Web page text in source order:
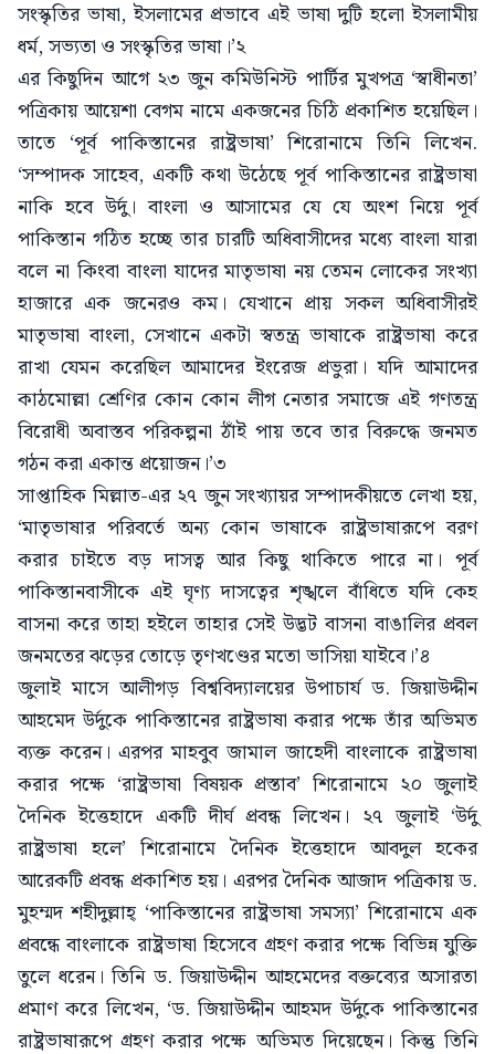
সংস্কৃতির ভাষা, ইসলামের প্রভাবে এই ভাষা দুটি হলো ইসলামীয়
ধর্ম, সভ্যতা ও সংস্কৃতির ভাষা।’২
এর কিছুদিন আগে ২৩ জুন কমিউনিস্ট পার্টির মুখপত্র ‘স্বাধীনতা’
পত্রিকায় আয়েশা বেগম নামে একজনের চিঠি প্রকাশিত হয়েছিল।
তাতে ‘পূর্ব পাকিস্তানের রাষ্ট্রভাষা’ শিরোনামে তিনি লিখেন.
‘সম্পাদক সাহেব, একটি কথা উঠেছে পূর্ব পাকিস্তানের রাষ্ট্রভাষা
নাকি হবে উর্দু। বাংলা ও আসামের যে যে অংশ নিয়ে পূর্ব
পাকিস্তান গঠিত হচ্ছে তার চারটি অধিবাসীদের মধ্যে বাংলা যারা
বলে না কিংবা বাংলা যাদের মাতৃভাষা নয় তেমন লোকের সংখ্যা
হাজারে এক জনেরও কম। যেখানে প্রায় সকল অধিবাসীরই
মাতৃভাষা বাংলা, সেখানে একটা স্বতন্ত্র ভাষাকে রাষ্ট্রভাষা করে
রাখা যেমন করেছিল আমাদের ইংরেজ প্রভুরা। যদি আমাদের
কাঠমোল্লা শ্রেণির কোন কোন লীগ নেতার সমাজে এই গণতন্ত্র
বিরোধী অবাস্তব পরিকল্পনা ঠাঁই পায় তবে তার বিরুদ্ধে জনমত
গঠন করা একান্ত প্রয়োজন।’৩
সাপ্তাহিক মিল্লাত-এর ২৭ জুন সংখ্যায়র সম্পাদকীয়তে লেখা হয়,
‘মাতৃভাষার পরিবর্তে অন্য কোন ভাষাকে রাষ্ট্রভাষারূপে বরণ
করার চাইতে বড় দাসত্ব আর কিছু থাকিতে পারে না। পূর্ব
পাকিস্তানবাসীকে এই ঘৃণ্য দাসত্বের শৃঙ্খলে বাঁধিতে যদি কেহ
বাসনা করে তাহা হইলে তাহার সেই উদ্ভট বাসনা বাঙালির প্রবল
জনমতের ঝড়ের তোড়ে তৃণখণ্ডের মতো ভাসিয়া যাইবে।’৪
জুলাই মাসে আলীগড় বিশ্ববিদ্যালয়ের উপাচার্য ড. জিয়াউদ্দীন
আহমেদ উর্দুকে পাকিস্তানের রাষ্ট্রভাষা করার পক্ষে তাঁর অভিমত
ব্যক্ত করেন। এরপর মাহবুব জামাল জাহেদী বাংলাকে রাষ্ট্রভাষা
করার পক্ষে ‘রাষ্ট্রভাষা বিষয়ক প্রস্তাব’ শিরোনামে ২০ জুলাই
দৈনিক ইত্তেহাদে একটি দীর্ঘ প্রবন্ধ লিখেন। ২৭ জুলাই ‘উর্দু
রাষ্ট্রভাষা হলে’ শিরোনামে দৈনিক ইত্তেহাদে আবদুল হকের
আরেকটি প্রবন্ধ প্রকাশিত হয়। এরপর দৈনিক আজাদ পত্রিকায় ড.
মুহম্মদ শহীদুল্লাহ্ ‘পাকিস্তানের রাষ্ট্রভাষা সমস্যা’ শিরোনামে এক
প্রবন্ধে বাংলাকে রাষ্ট্রভাষা হিসেবে গ্রহণ করার পক্ষে বিভিন্ন যুক্তি
তুলে ধরেন। তিনি ড. জিয়াউদ্দীন আহমেদের বক্তব্যের অসারতা
প্রমাণ করে লিখেন, ‘ড. জিয়াউদ্দীন আহমদ উর্দুকে পাকিস্তানের
রাষ্ট্রভাষারূপে গ্রহণ করার পক্ষে অভিমত দিয়েছেন। কিন্তু তিনি